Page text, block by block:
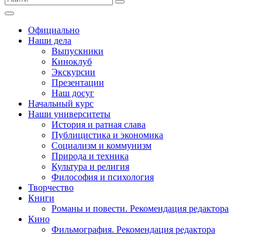
Официально
Наши дела
Выпускники
Киноклуб
Экскурсии
Презентации
Наш досуг
Начальный курс
Наши университеты
История и ратная слава
Публицистика и экономика
Социализм и коммунизм
Природа и техника
Культура и религия
Философия и психология
Творчество
Книги
Романы и повести. Рекомендация редактора
Кино
Фильмография. Рекомендация редактора